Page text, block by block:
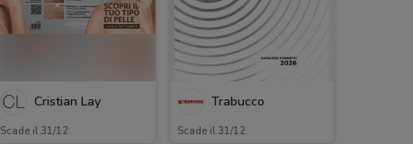
Cristian Lay
Scade il 31/12
Trabucco
Scade il 31/12